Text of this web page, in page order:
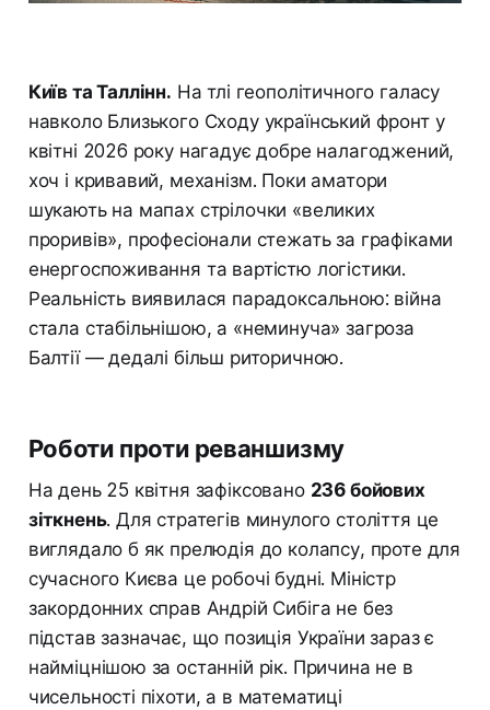
Київ та Таллінн. На тлі геополітичного галасу
навколо Близького Сходу український фронт у
квітні 2026 року нагадує добре налагоджений,
хоч і кривавий, механізм. Поки аматори
шукають на мапах стрілочки «великих
проривів», професіонали стежать за графіками
енергоспоживання та вартістю логістики.
Реальність виявилася парадоксальною: війна
стала стабільнішою, а «неминуча» загроза
Балтії — дедалі більш риторичною.
Роботи проти реваншизму
На день 25 квітня зафіксовано 236 бойових
зіткнень. Для стратегів минулого століття це
виглядало б як прелюдія до колапсу, проте для
сучасного Києва це робочі будні. Міністр
закордонних справ Андрій Сибіга не без
підстав зазначає, що позиція України зараз є
найміцнішою за останній рік. Причина не в
чисельності піхоти, а в математиці